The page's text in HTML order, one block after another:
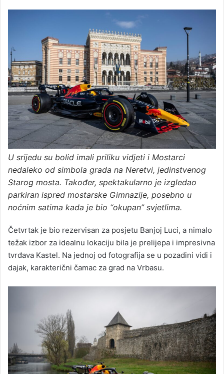
U srijedu su bolid imali priliku vidjeti i Mostarci
nedaleko od simbola grada na Neretvi, jedinstvenog
Starog mosta. Također, spektakularno je izgledao
parkiran ispred mostarske Gimnazije, posebno u
noćnim satima kada je bio “okupan” svjetlima.
Četvrtak je bio rezervisan za posjetu Banjoj Luci, a nimalo
težak izbor za idealnu lokaciju bila je prelijepa i impresivna
tvrđava Kastel. Na jednoj od fotografija se u pozadini vidi i
dajak, karakterični čamac za grad na Vrbasu.